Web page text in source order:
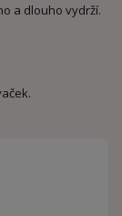
a dlouho vydrží.